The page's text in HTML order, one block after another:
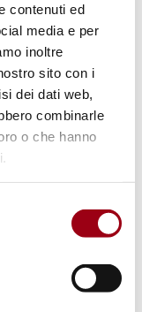
contenuti ed
media e per
inoltre
sito con i
dei dati web,
combinarle
o che hanno
secolo si
rivolto un
si da
anche
commesse.